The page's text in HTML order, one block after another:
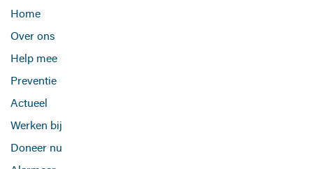
Home
Over ons
Help mee
Preventie
Actueel
Werken bij
Doneer nu